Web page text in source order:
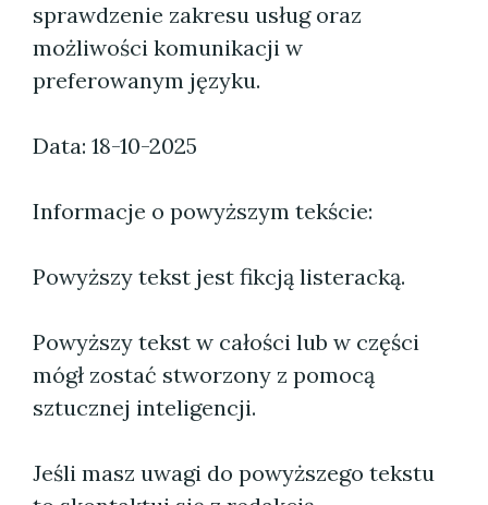
sprawdzenie zakresu usług oraz
możliwości komunikacji w
preferowanym języku.
Data: 18-10-2025
Informacje o powyższym tekście:
Powyższy tekst jest fikcją listeracką.
Powyższy tekst w całości lub w części
mógł zostać stworzony z pomocą
sztucznej inteligencji.
Jeśli masz uwagi do powyższego tekstu